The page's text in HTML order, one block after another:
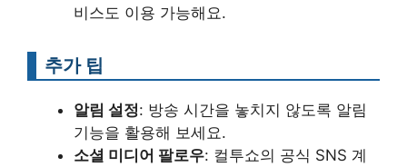
비스도 이용 가능해요.
추가 팁
알림 설정: 방송 시간을 놓치지 않도록 알림
기능을 활용해 보세요.
소셜 미디어 팔로우: 컬투쇼의 공식 SNS 계